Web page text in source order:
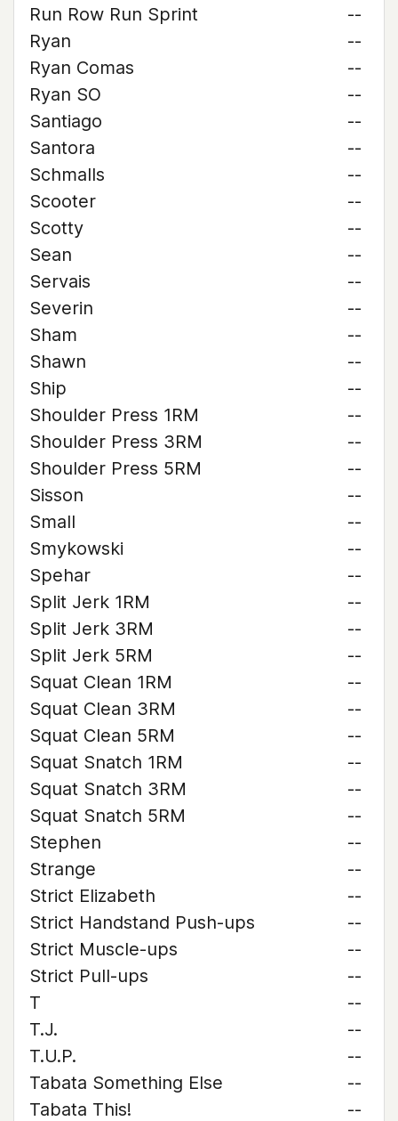
Run Row Run Sprint
--
Ryan
--
Ryan Comas
--
Ryan SO
--
Santiago
--
Santora
--
Schmalls
--
Scooter
--
Scotty
--
Sean
--
Servais
--
Severin
--
Sham
--
Shawn
--
Ship
--
Shoulder Press 1RM
--
Shoulder Press 3RM
--
Shoulder Press 5RM
--
Sisson
--
Small
--
Smykowski
--
Spehar
--
Split Jerk 1RM
--
Split Jerk 3RM
--
Split Jerk 5RM
--
Squat Clean 1RM
--
Squat Clean 3RM
--
Squat Clean 5RM
--
Squat Snatch 1RM
--
Squat Snatch 3RM
--
Squat Snatch 5RM
--
Stephen
--
Strange
--
Strict Elizabeth
--
Strict Handstand Push-ups
--
Strict Muscle-ups
--
Strict Pull-ups
--
T
--
T.J.
--
T.U.P.
--
Tabata Something Else
--
Tabata This!
--